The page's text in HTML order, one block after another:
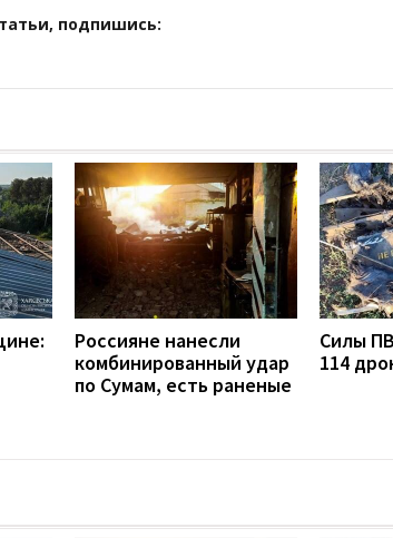
подпишись:
Россияне нанесли
комбинированный удар
по Сумам, есть раненые
Силы
114